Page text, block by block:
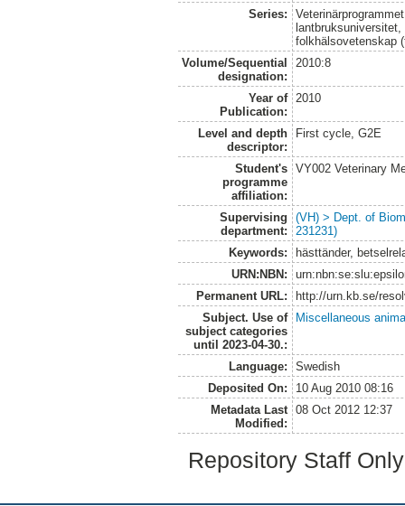
Series:
folkhälsovetenskap
Volume/Sequential
designation:
2010:8
Year of
Publication:
2010
Level and depth
descriptor:
First cycle, G2E
Student's
programme
affiliation:
VY002 Veterinary
Supervising
department:
(VH) > Dept. of
231231)
Keywords:
hästtänder,
URN:NBN:
Permanent URL:
http://urn.kb.se/
Subject. Use of
subject categories
until 2023-04-30.:
Miscellaneous
Language:
Swedish
Deposited On:
10 Aug 2010 08:16
Metadata Last
Modified:
08 Oct 2012 12:37
Repository Staff